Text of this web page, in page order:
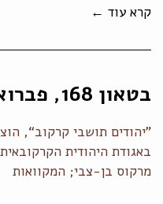
קרא עוד ←
בטאון 168, פברואר 2021
באגודת היהודית
מרקוס בן-צבי; המקוואות